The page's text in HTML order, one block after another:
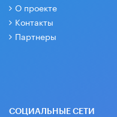
О проекте
Контакты
Партнеры
СОЦИАЛЬНЫЕ СЕТИ